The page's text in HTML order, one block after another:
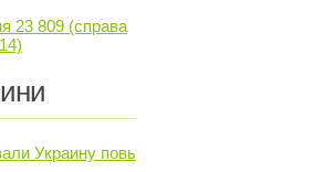
23 809 (справа
Украину повысить ...